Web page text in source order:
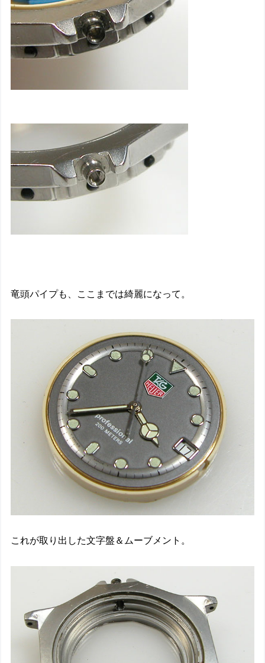
竜頭パイプも、ここまでは綺麗になって。
これが取り出した文字盤＆ムーブメント。